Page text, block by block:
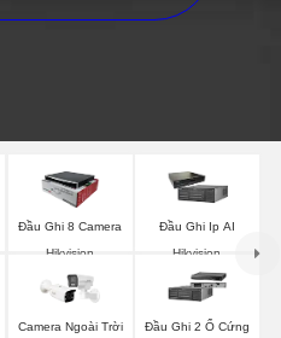
Đầu Ghi 8 Camera
Hikvision
Đầu Ghi Ip AI
Hikvision
Camera Ngoài Trời
Đầu Ghi 2 Ổ Cứng